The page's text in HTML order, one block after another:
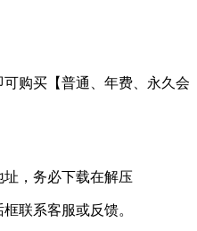
购买【普通、年费、永久会
，务必下载在解压
联系客服或反馈。